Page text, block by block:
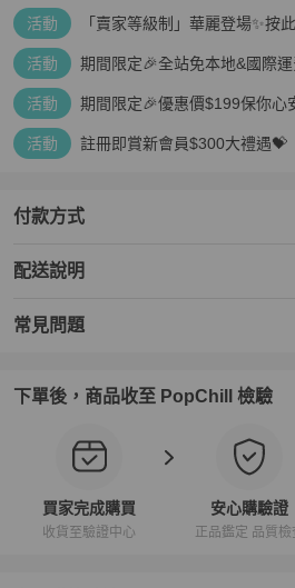
活動 「賣家等級制」華麗登場✨按
活動 期間限定🎉全站免本地&國際運
活動 期間限定🎉優惠價$199保你心
活動 註冊即賞新會員$300大禮遇💝
付款方式
配送說明
常見問題
下單後，商品收至 PopChill 檢驗
買家完成購買
收貨至驗證中心
安心購驗證
正品鑑定 品質檢